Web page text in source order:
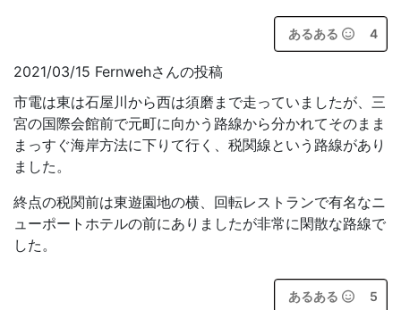
あるある 4
2021/03/15 Fernwehさんの投稿
市電は東は石屋川から西は須磨まで走っていましたが、三
宮の国際会館前で元町に向かう路線から分かれてそのまま
まっすぐ海岸方法に下りて行く、税関線という路線があり
ました。
終点の税関前は東遊園地の横、回転レストランで有名なニ
ューポートホテルの前にありましたが非常に閑散な路線で
した。
あるある 5